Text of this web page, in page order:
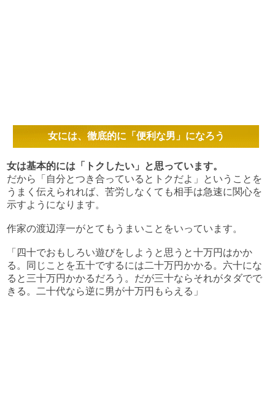
女には、徹底的に「便利な男」になろう
女は基本的には「トクしたい」と思っています。
だから「自分とつき合っているとトクだよ」ということを
うまく伝えられれば、苦労しなくても相手は急速に関心を
示すようになります。
作家の渡辺淳一がとてもうまいことをいっています。
「四十でおもしろい遊びをしようと思うと十万円はかか
る。同じことを五十でするには二十万円かかる。六十にな
ると三十万円かかるだろう。だが三十ならそれがタダでで
きる。二十代なら逆に男が十万円もらえる」